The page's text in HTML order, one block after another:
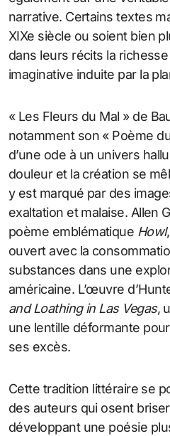
narrative. Certains textes
XIXe siècle ou soient bien
dans leurs récits la
imaginative induite par la
« Les Fleurs du Mal » de
notamment son « Poème
d’une ode à un univers
douleur et la création se
y est marqué par des
exaltation et malaise. Allen
poème emblématique Howl
ouvert avec la
substances dans une
américaine. L’œuvre
and Loathing in Las Vegas,
une lentille déformante
ses excès.
Cette tradition littéraire se
des auteurs qui osent
développant une poésie